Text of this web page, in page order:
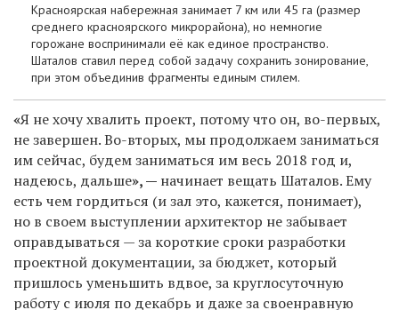
Красноярская набережная занимает 7 км или 45 га (размер
среднего красноярского микрорайона), но немногие
горожане воспринимали её как единое пространство.
Шаталов ставил перед собой задачу сохранить зонирование,
при этом объединив фрагменты единым стилем.
«Я не хочу хвалить проект, потому что он, во-первых,
не завершен. Во-вторых, мы продолжаем заниматься
им сейчас, будем заниматься им весь 2018 год и,
надеюсь, дальше», — начинает вещать Шаталов. Ему
есть чем гордиться (и зал это, кажется, понимает),
но в своем выступлении архитектор не забывает
оправдываться — за короткие сроки разработки
проектной документации, за бюджет, который
пришлось уменьшить вдвое, за круглосуточную
работу с июля по декабрь и даже за своенравную